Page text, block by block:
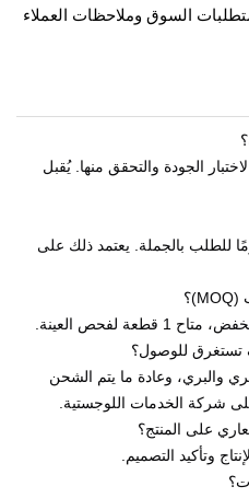
السوق وملاحظات العملاء
الجودة والتحقق منها. يُقبل
5 أيام للطلب العيني، و15 يومًا للطلب بالجملة. يعتمد ذلك على
لفحص العينة.
والبري، وعادة ما يتم الشحن
وتأكيد التصميم.